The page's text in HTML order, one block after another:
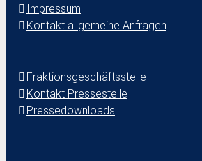
Impressum
Kontakt allgemeine Anfragen
Fraktionsgeschäftsstelle
Kontakt Pressestelle
Pressedownloads